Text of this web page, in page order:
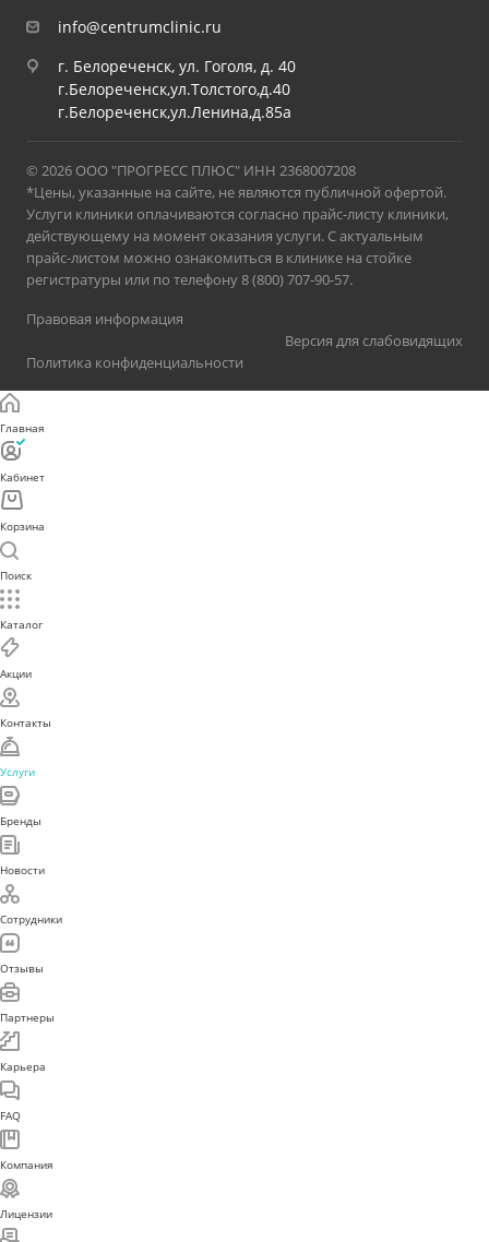
info@centrumclinic.ru
г. Белореченск, ул. Гоголя, д. 40
г.Белореченск,ул.Толстого,д.40
г.Белореченск,ул.Ленина,д.85а
© 2026 ООО "ПРОГРЕСС ПЛЮС" ИНН 2368007208
*Цены, указанные на сайте, не являются публичной офертой.
Услуги клиники оплачиваются согласно прайс-листу клиники,
действующему на момент оказания услуги. С актуальным
прайс-листом можно ознакомиться в клинике на стойке
регистратуры или по телефону 8 (800) 707-90-57.
Правовая информация
Политика конфиденциальности
Версия для слабовидящих
Главная
Кабинет
Корзина
Поиск
Каталог
Акции
Контакты
Услуги
Бренды
Новости
Сотрудники
Отзывы
Партнеры
Карьера
FAQ
Компания
Лицензии